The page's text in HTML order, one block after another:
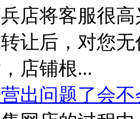
店将客服很
让后，对您
店铺根...
出问题了会